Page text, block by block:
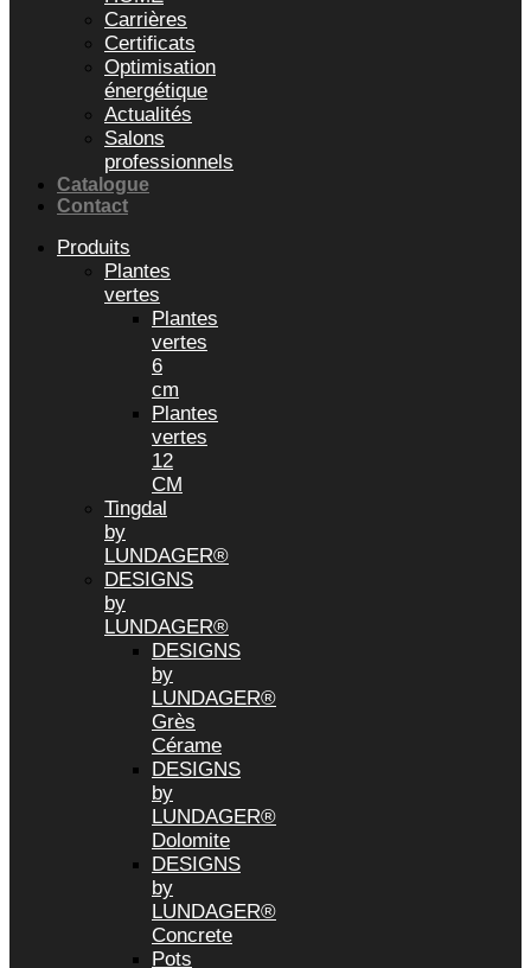
Carrières
Certificats
Optimisation
énergétique
Actualités
Salons
professionnels
Catalogue
Contact
Produits
Plantes
vertes
Plantes
vertes
6
cm
Plantes
vertes
12
CM
Tingdal
by
LUNDAGER®
DESIGNS
by
LUNDAGER®
DESIGNS
by
LUNDAGER®
Grès
Cérame
DESIGNS
by
LUNDAGER®
Dolomite
DESIGNS
by
LUNDAGER®
Concrete
Pots